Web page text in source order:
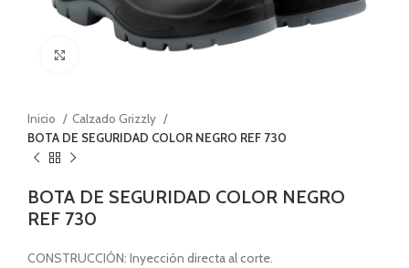
Click to enlarge
Inicio
Calzado Grizzly
BOTA DE SEGURIDAD COLOR NEGRO REF 730
BOTA DE SEGURIDAD COLOR NEGRO
REF 730
CONSTRUCCIÓN: Inyección directa al corte.